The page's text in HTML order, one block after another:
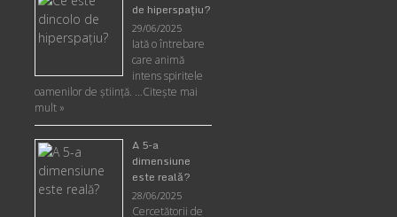
de hiperspaţiu?
29/06/2025
Iată o întrebare
care animă
intens spiritele
oamenilor de ştiinţă. …Citește mai
mult »
A 5-a
dimensiune
este reală?
28/06/2025
Cercetătorii de